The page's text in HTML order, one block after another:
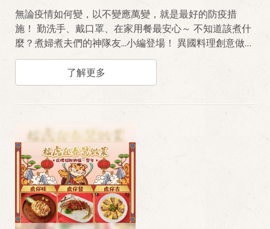
無論疫情如何變，以不變應萬變，就是最好的防疫措
施！ 勤洗手、戴口罩、在家用餐最安心～ 不知道該煮什
麼？煮婦煮夫們的神隊友...小編登場！ 異國料理創意做，
三兩下風味料理輕鬆上桌
了解更多